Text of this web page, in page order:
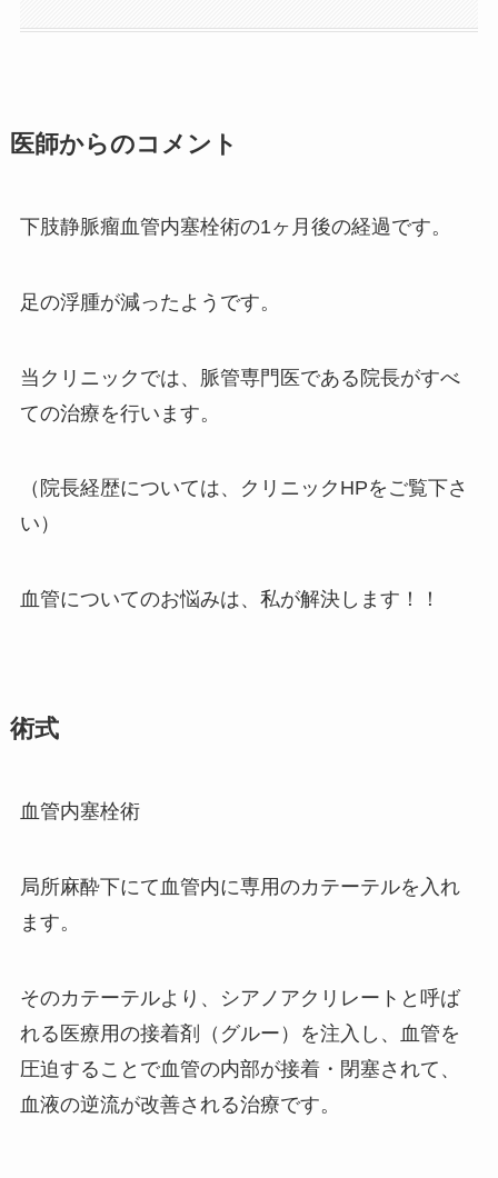
医師からのコメント
下肢静脈瘤血管内塞栓術の1ヶ月後の経過です。
足の浮腫が減ったようです。
当クリニックでは、脈管専門医である院長がすべ
ての治療を行います。
（院長経歴については、クリニックHPをご覧下さ
い）
血管についてのお悩みは、私が解決します！！
術式
血管内塞栓術
局所麻酔下にて血管内に専用のカテーテルを入れ
ます。
そのカテーテルより、シアノアクリレートと呼ば
れる医療用の接着剤（グルー）を注入し、血管を
圧迫することで血管の内部が接着・閉塞されて、
血液の逆流が改善される治療です。